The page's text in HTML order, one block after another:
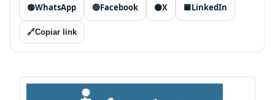
🟢WhatsApp 🔵Facebook ⚫X 🟦LinkedIn
🔗Copiar link